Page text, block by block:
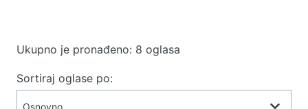
Ukupno je pronađeno: 8 oglasa
Sortiraj oglase po: